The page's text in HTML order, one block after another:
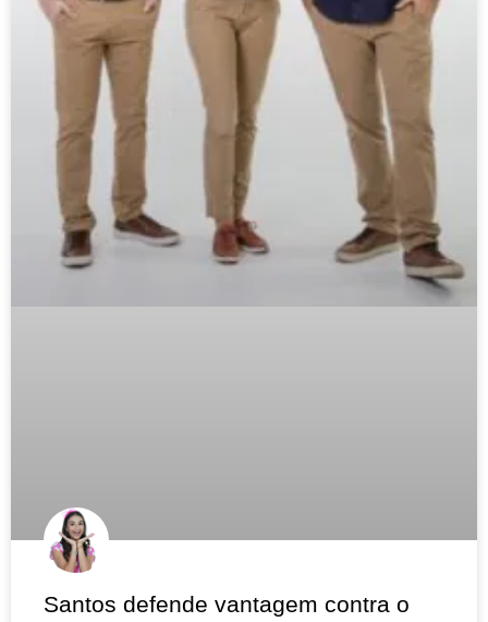
Santos defende vantagem contra o